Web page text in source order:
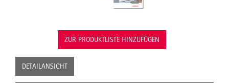
ZUR PRODUKTLISTE HINZUFÜGEN
DETAILANSICHT